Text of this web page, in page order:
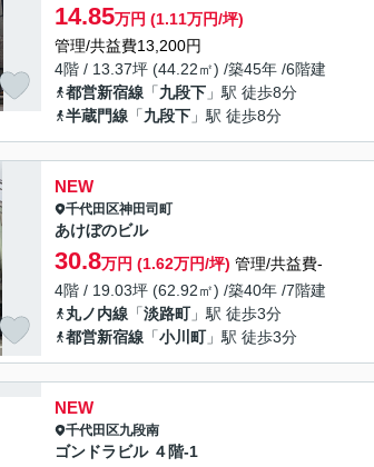
14.85万円 (1.11万円/坪)
管理/共益費13,200円
4階 / 13.37坪 (44.22㎡) /築45年 /6階建
都営新宿線 「九段下 」駅 徒歩8分
半蔵門線 「九段下 」駅 徒歩8分
NEW
千代田区神田司町
あけぼのビル
30.8万円 (1.62万円/坪) 管理/共益費-
4階 / 19.03坪 (62.92㎡) /築40年 /7階建
丸ノ内線 「淡路町」駅 徒歩3分
都営新宿線 「小川町」駅 徒歩3分
NEW
千代田区九段南
ゴンドラビル ４階-1